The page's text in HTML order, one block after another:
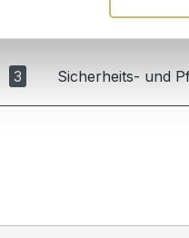
3 Sicherheits- und